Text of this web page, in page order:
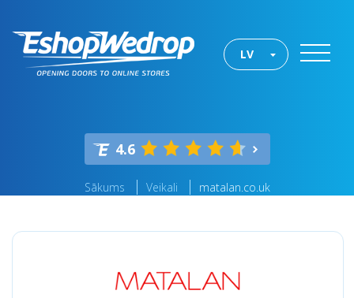
LV
4.6
Sākums Veikali matalan.co.uk